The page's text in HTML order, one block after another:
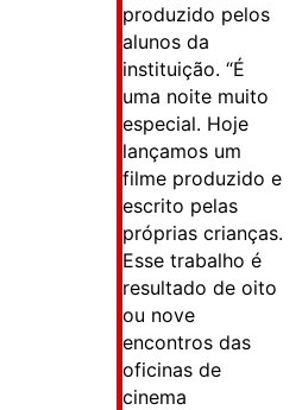
produzido pelos
alunos da
instituição. “É
uma noite muito
especial. Hoje
lançamos um
filme produzido e
escrito pelas
próprias crianças.
Esse trabalho é
resultado de oito
ou nove
encontros das
oficinas de
cinema